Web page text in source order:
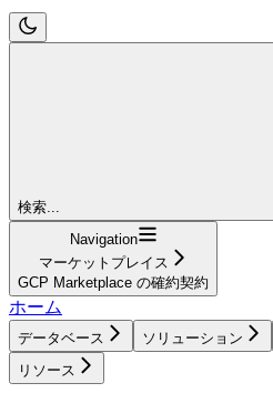
検索...
Navigation
マーケットプレイス
GCP Marketplace の確約契約
ホーム
データベース ソリューション
リソース